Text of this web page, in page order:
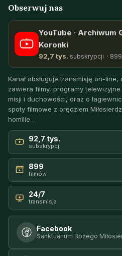
Obserwuj nas
YouTube · Archiwum
Koronki
92,7 tys. subskrypcji ·
Kanał obsługuje transmisję on-
zawiera filmy, programy
misji i duchowości, oraz o
spoty filmowe z orędziem
homilie…
92,7 tys.
subskrypcji
899
filmów
24/7
transmisja
Facebook
Sanktuarium Bożego